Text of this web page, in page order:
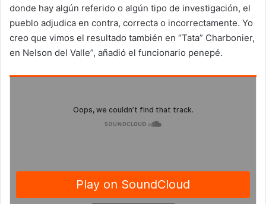
donde hay algún referido o algún tipo de investigación, el
pueblo adjudica en contra, correcta o incorrectamente. Yo
creo que vimos el resultado también en “Tata” Charbonier,
en Nelson del Valle”, añadió el funcionario penepé.